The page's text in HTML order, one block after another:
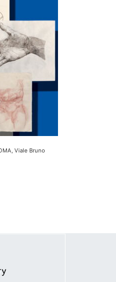
Viale Bruno